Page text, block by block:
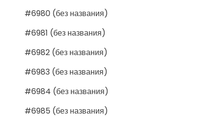
#6980 (без названия)
#6981 (без названия)
#6982 (без названия)
#6983 (без названия)
#6984 (без названия)
#6985 (без названия)